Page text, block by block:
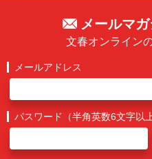
メールマガ
文春オンライン
メールアドレス
パスワード（半角英数6文字以